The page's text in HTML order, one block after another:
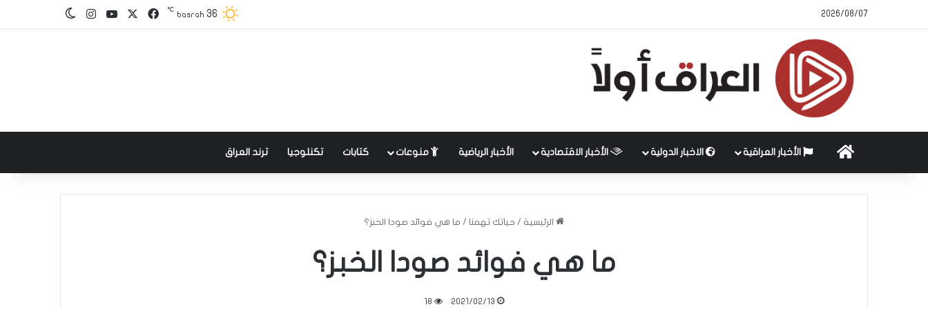
2026/08/07
basrah 36
℃ فيسبوك‫YouTube
انستقرامالوضع المظلم
الرئيسية الأخبار العراقية الاخبار الدولية الأخبار الاقتصادية الأخبار الرياضية منوعات كتابات تكنلوجيا ترند العراق
الرئيسية / حياتك تهمنا / ما هي فوائد صودا الخبز؟
ما هي فوائد صودا الخبز؟
2021/02/13
18